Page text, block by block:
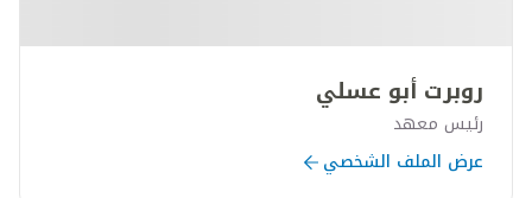
روبرت أبو عسلي
رئيس معهد
عرض الملف الشخصي